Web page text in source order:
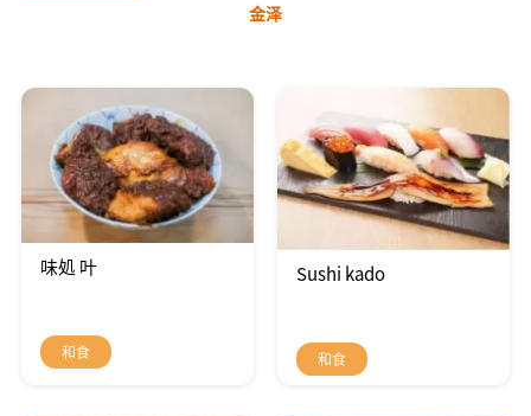
金泽
味処 叶
和食
Sushi kado
和食